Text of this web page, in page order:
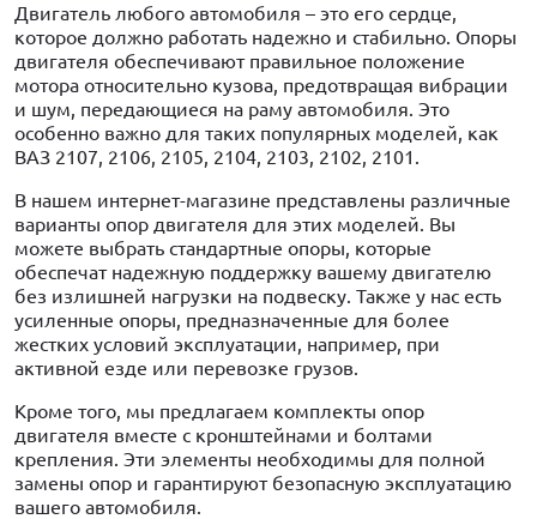
Двигатель любого автомобиля – это его сердце,
которое должно работать надежно и стабильно. Опоры
двигателя обеспечивают правильное положение
мотора относительно кузова, предотвращая вибрации
и шум, передающиеся на раму автомобиля. Это
особенно важно для таких популярных моделей, как
ВАЗ 2107, 2106, 2105, 2104, 2103, 2102, 2101.
В нашем интернет-магазине представлены различные
варианты опор двигателя для этих моделей. Вы
можете выбрать стандартные опоры, которые
обеспечат надежную поддержку вашему двигателю
без излишней нагрузки на подвеску. Также у нас есть
усиленные опоры, предназначенные для более
жестких условий эксплуатации, например, при
активной езде или перевозке грузов.
Кроме того, мы предлагаем комплекты опор
двигателя вместе с кронштейнами и болтами
крепления. Эти элементы необходимы для полной
замены опор и гарантируют безопасную эксплуатацию
вашего автомобиля.